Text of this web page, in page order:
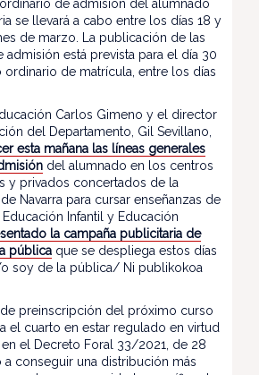
de admisión del alumnado
se llevará a cabo entre los días 18 y
de marzo. La publicación de las
admisión está prevista para el día 30
de matrícula, entre los días
Carlos Gimeno y el director
del Departamento, Gil Sevillano,
esta mañana las líneas generales
del alumnado en los centros
y privados concertados de la
Navarra para cursar enseñanzas de
Infantil y Educación
la campaña publicitaria de
pública que se despliega estos días
soy de la pública/ Ni publikokoa
preinscripción del próximo curso
el cuarto en estar regulado en virtud
el Decreto Foral 33/2021, de 28
a conseguir una distribución más